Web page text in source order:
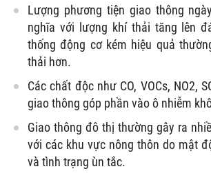
Lượng phương tiện giao thông
nghĩa với lượng khí thải tăng lên
thống động cơ kém hiệu quả
thải hơn.
Các chất độc như CO, VOCs, NO2,
giao thông góp phần vào ô nhiễm
Giao thông đô thị thường gây ra
với các khu vực nông thôn do mật
và tình trạng ùn tắc.